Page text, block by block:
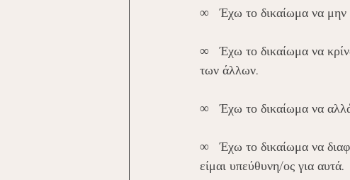
∞   Έχω το δικαίωμα να μην
∞   Έχω το δικαίωμα να
των άλλων.
∞   Έχω το δικαίωμα να
∞   Έχω το δικαίωμα να
είμαι υπεύθυνη/ος για αυτά.